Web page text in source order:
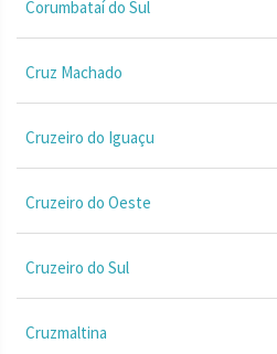
Corumbataí do Sul
Cruz Machado
Cruzeiro do Iguaçu
Cruzeiro do Oeste
Cruzeiro do Sul
Cruzmaltina